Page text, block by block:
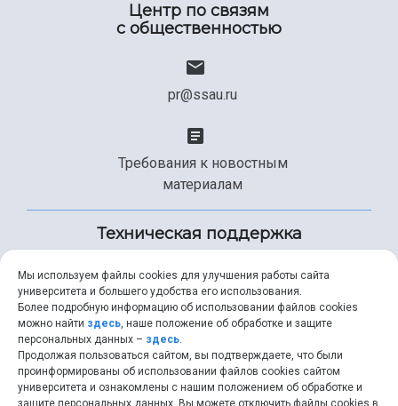
Центр по связям
с общественностью
pr@ssau.ru
Требования к новостным
материалам
Техническая поддержка
+7 (846) 267-49-99
help@ssau.ru
Мы используем файлы cookies для улучшения работы сайта
университета и большего удобства его использования.
Более подробную информацию об использовании файлов cookies
можно найти здесь, наше положение об обработке и защите
персональных данных – здесь.
Продолжая пользоваться сайтом, вы подтверждаете, что были
проинформированы об использовании файлов cookies сайтом
университета и ознакомлены с нашим положением об обработке и
защите персональных данных. Вы можете отключить файлы cookies в